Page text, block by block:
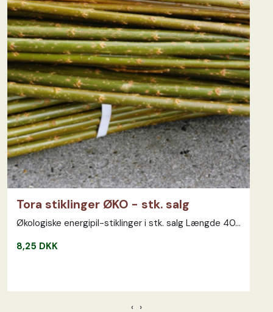
Tora stiklinger ØKO - stk. salg
Økologiske energipil-stiklinger i stk. salg Længde 40...
8,25 DKK
‹ ›